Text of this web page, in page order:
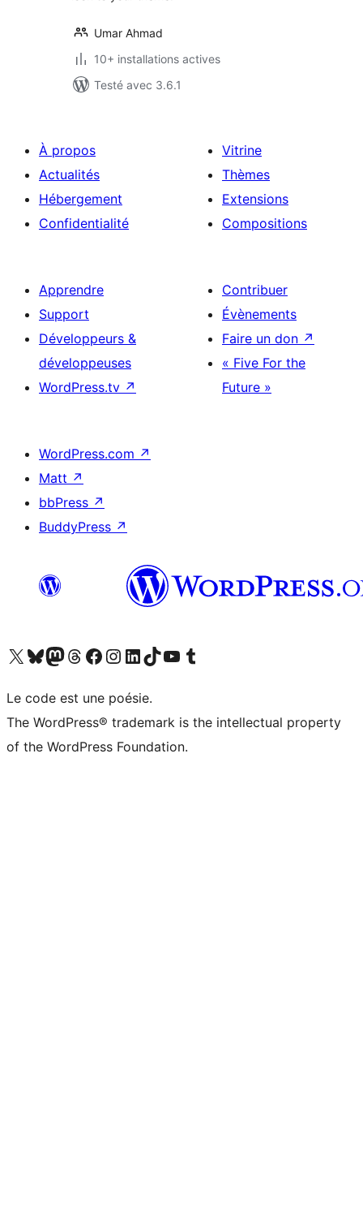
Umar Ahmad
10+ installations actives
Testé avec 3.6.1
À propos
Actualités
Hébergement
Confidentialité
Vitrine
Thèmes
Extensions
Compositions
Apprendre
Support
Développeurs &
développeuses
WordPress.tv ↗
Contribuer
Évènements
Faire un don ↗
« Five For the
Future »
WordPress.com ↗
Matt ↗
bbPress ↗
BuddyPress ↗
Visitez notre compte X (précédemment Twitter)
Visiter notre compte Bluesky
Visiter notre compte Mastodon
Visiter notre compte Threads
Consulter notre compte Facebook
Consulter notre compte Instagram
Consulter notre compte LinkedIn
Visiter notre compte TokTok
Visiter notre chaîne YouTube
Visiter notre compte Tumblr
Le code est une poésie.
The WordPress® trademark is the intellectual property
of the WordPress Foundation.